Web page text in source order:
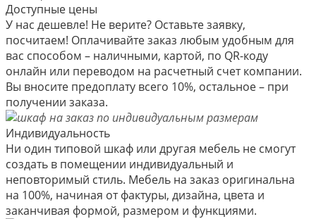
Доступные цены
У нас дешевле! Не верите? Оставьте заявку,
посчитаем! Оплачивайте заказ любым удобным для
вас способом – наличными, картой, по QR-коду
онлайн или переводом на расчетный счет компании.
Вы вносите предоплату всего 10%, остальное – при
получении заказа.
Индивидуальность
Ни один типовой шкаф или другая мебель не смогут
создать в помещении индивидуальный и
неповторимый стиль. Мебель на заказ оригинальна
на 100%, начиная от фактуры, дизайна, цвета и
заканчивая формой, размером и функциями.